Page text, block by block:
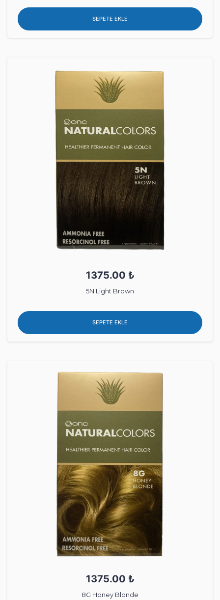
SEPETE EKLE
1375.00 ₺
5N Light Brown
SEPETE EKLE
1375.00 ₺
8G Honey Blonde